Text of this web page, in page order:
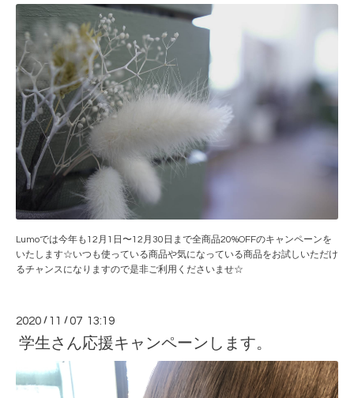
Lumoでは今年も12月1日〜12月30日まで全商品20%OFFのキャンペーンを
いたします☆いつも使っている商品や気になっている商品をお試しいただけ
るチャンスになりますので是非ご利用くださいませ☆
2020 / 11 /07 13:19
学生さん応援キャンペーンします。